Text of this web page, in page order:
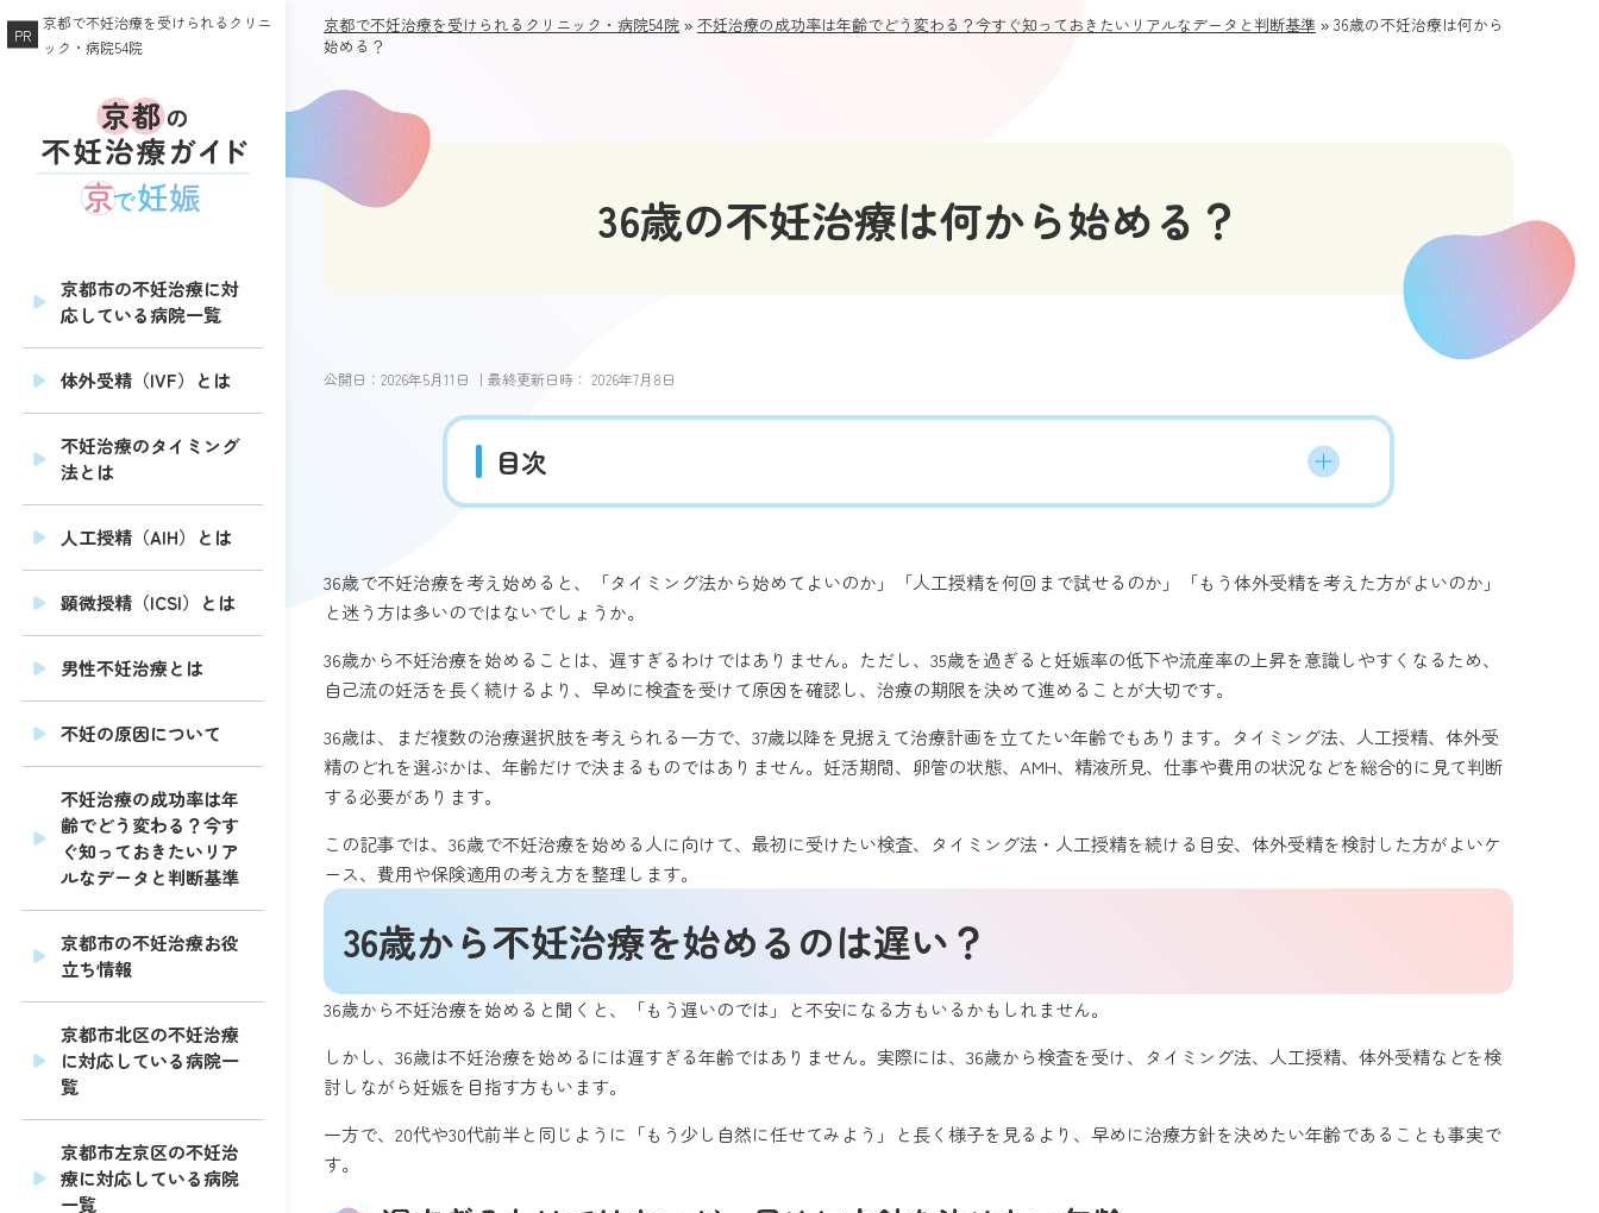
京都で不妊治療を受けられるクリニ
ック・病院54院
京都市の不妊治療に対
応している病院一覧
体外受精（IVF）とは
不妊治療のタイミング
法とは
人工授精（AIH）とは
顕微授精（ICSI）とは
男性不妊治療とは
不妊の原因について
不妊治療の成功率は年
齢でどう変わる？今す
ぐ知っておきたいリア
ルなデータと判断基準
京都市の不妊治療お役
立ち情報
京都市北区の不妊治療
に対応している病院一
覧
京都市左京区の不妊治
療に対応している病院
一覧
京都で不妊治療を受けられるクリニック・病院54院 » 不妊治療の成功率は年齢でどう変わる？今すぐ知っておきたいリアルなデータと判断基準 » 36歳の不妊治療は何から
始める？
36歳の不妊治療は何から始める？
公開日： 2026年5月11日 ｜最終更新日時： 2026年7月8日
目次
36歳で不妊治療を考え始めると、「タイミング法から始めてよいのか」「人工授精を何回まで試せるのか」「もう体外受精を考えた方がよいのか」
と迷う方は多いのではないでしょうか。
36歳から不妊治療を始めることは、遅すぎるわけではありません。ただし、35歳を過ぎると妊娠率の低下や流産率の上昇を意識しやすくなるため、
自己流の妊活を長く続けるより、早めに検査を受けて原因を確認し、治療の期限を決めて進めることが大切です。
36歳は、まだ複数の治療選択肢を考えられる一方で、37歳以降を見据えて治療計画を立てたい年齢でもあります。タイミング法、人工授精、体外受
精のどれを選ぶかは、年齢だけで決まるものではありません。妊活期間、卵管の状態、AMH、精液所見、仕事や費用の状況などを総合的に見て判断
する必要があります。
この記事では、36歳で不妊治療を始める人に向けて、最初に受けたい検査、タイミング法・人工授精を続ける目安、体外受精を検討した方がよいケ
ース、費用や保険適用の考え方を整理します。
36歳から不妊治療を始めるのは遅い？
36歳から不妊治療を始めると聞くと、「もう遅いのでは」と不安になる方もいるかもしれません。
しかし、36歳は不妊治療を始めるには遅すぎる年齢ではありません。実際には、36歳から検査を受け、タイミング法、人工授精、体外受精などを検
討しながら妊娠を目指す方もいます。
一方で、20代や30代前半と同じように「もう少し自然に任せてみよう」と長く様子を見るより、早めに治療方針を決めたい年齢であることも事実で
す。